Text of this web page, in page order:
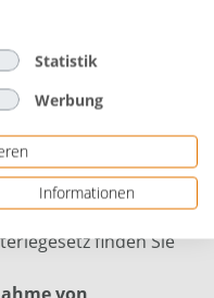
und
kostenlosen
finden Sie
Statistik
Werbung
Informationen